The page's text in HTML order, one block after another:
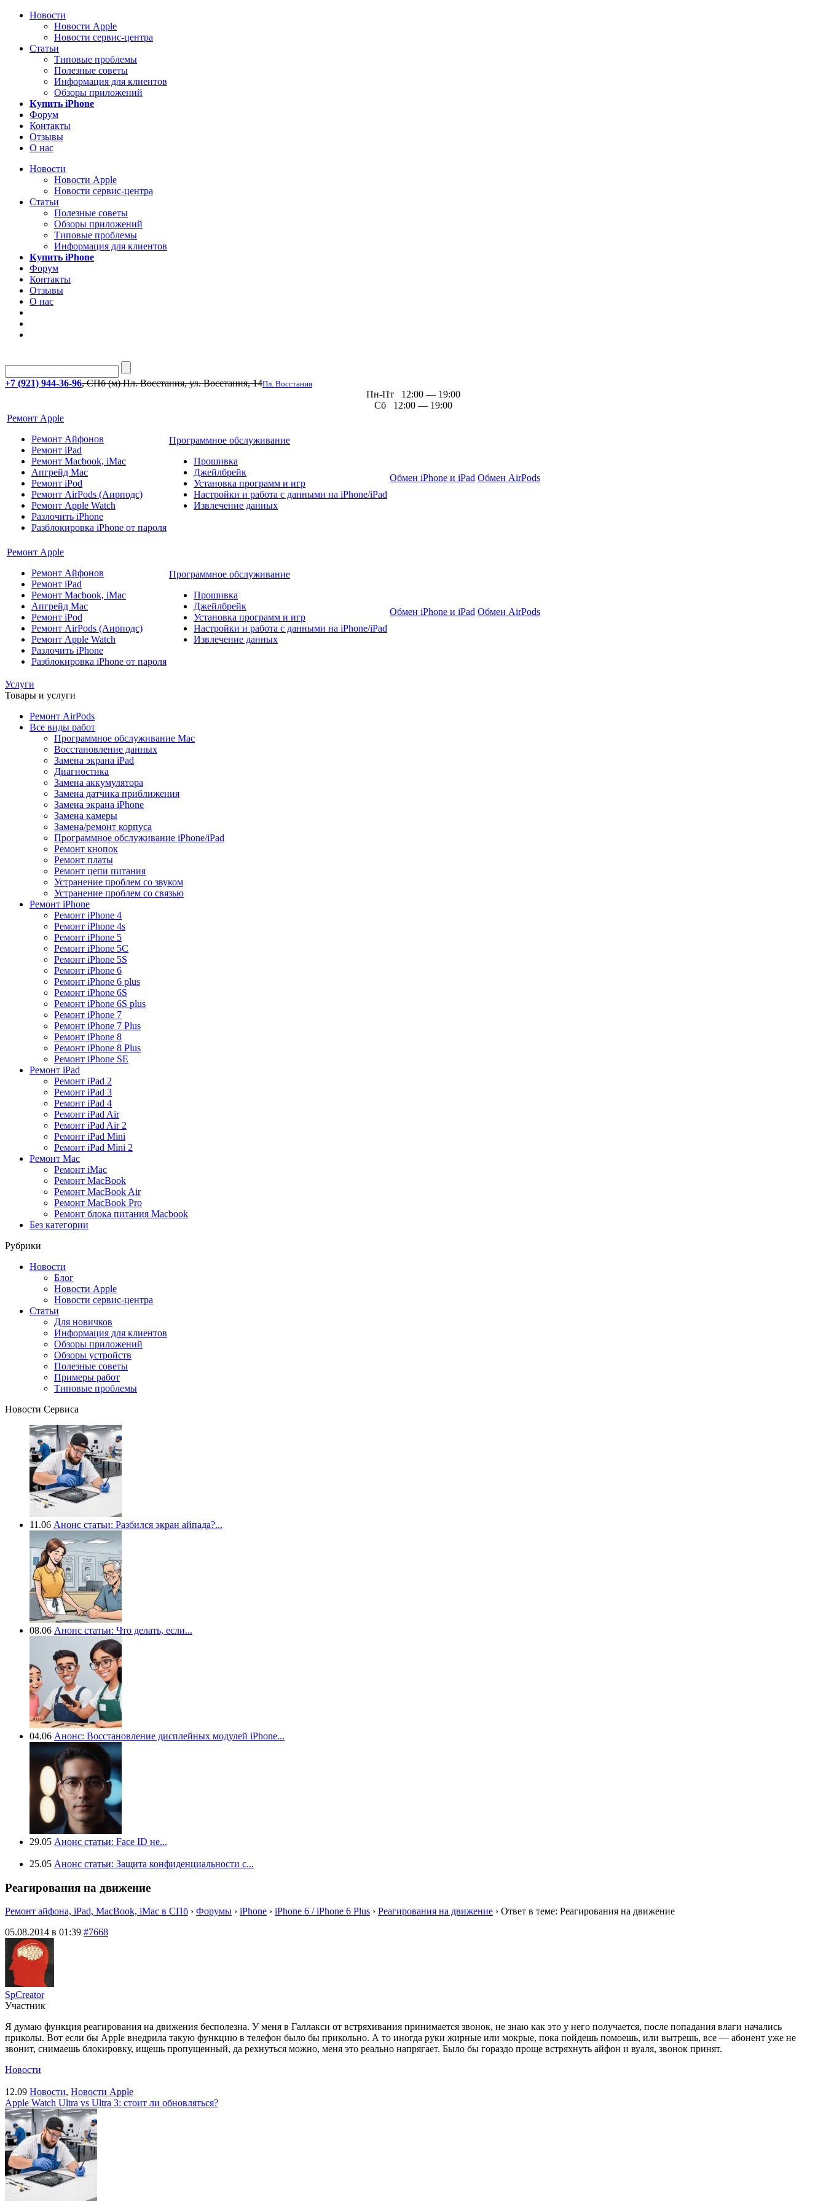
Новости
Новости Apple
Новости сервис-центра
Статьи
Типовые проблемы
Полезные советы
Информация для клиентов
Обзоры приложений
Купить iPhone
Форум
Контакты
Отзывы
О нас
Новости
Новости Apple
Новости сервис-центра
Статьи
Полезные советы
Обзоры приложений
Типовые проблемы
Информация для клиентов
Купить iPhone
Форум
Контакты
Отзывы
О нас
+7 (921) 944-36-96, СПб (м) Пл. Восстания, ул. Восстания, 14Пл. Восстания
Пн-Пт 12:00 — 19:00
Сб 12:00 — 19:00
Ремонт Apple
Ремонт Айфонов
Ремонт iPad
Ремонт Macbook, iMac
Апгрейд Mac
Ремонт iPod
Ремонт AirPods (Аирподс)
Ремонт Apple Watch
Разлочить iPhone
Разблокировка iPhone от пароля
Программное обслуживание
Прошивка
Джейлбрейк
Установка программ и игр
Настройки и работа с данными на iPhone/iPad
Извлечение данных
Обмен iPhone и iPad Обмен AirPods
Ремонт Apple
Ремонт Айфонов
Ремонт iPad
Ремонт Macbook, iMac
Апгрейд Mac
Ремонт iPod
Ремонт AirPods (Аирподс)
Ремонт Apple Watch
Разлочить iPhone
Разблокировка iPhone от пароля
Программное обслуживание
Прошивка
Джейлбрейк
Установка программ и игр
Настройки и работа с данными на iPhone/iPad
Извлечение данных
Обмен iPhone и iPad Обмен AirPods
Услуги
Товары и услуги
Ремонт AirPods
Все виды работ
Программное обслуживание Mac
Восстановление данных
Замена экрана iPad
Диагностика
Замена аккумулятора
Замена датчика приближения
Замена экрана iPhone
Замена камеры
Замена/ремонт корпуса
Программное обслуживание iPhone/iPad
Ремонт кнопок
Ремонт платы
Ремонт цепи питания
Устранение проблем со звуком
Устранение проблем со связью
Ремонт iPhone
Ремонт iPhone 4
Ремонт iPhone 4s
Ремонт iPhone 5
Ремонт iPhone 5C
Ремонт iPhone 5S
Ремонт iPhone 6
Ремонт iPhone 6 plus
Ремонт iPhone 6S
Ремонт iPhone 6S plus
Ремонт iPhone 7
Ремонт iPhone 7 Plus
Ремонт iPhone 8
Ремонт iPhone 8 Plus
Ремонт iPhone SE
Ремонт iPad
Ремонт iPad 2
Ремонт iPad 3
Ремонт iPad 4
Ремонт iPad Air
Ремонт iPad Air 2
Ремонт iPad Mini
Ремонт iPad Mini 2
Ремонт Mac
Ремонт iMac
Ремонт MacBook
Ремонт MacBook Air
Ремонт MacBook Pro
Ремонт блока питания Macbook
Без категории
Рубрики
Новости
Блог
Новости Apple
Новости сервис-центра
Статьи
Для новичков
Информация для клиентов
Обзоры приложений
Обзоры устройств
Полезные советы
Примеры работ
Типовые проблемы
Новости Сервиса
11.06 Анонс статьи: Разбился экран айпада?...
08.06 Анонс статьи: Что делать, если...
04.06 Анонс: Восстановление дисплейных модулей iPhone...
29.05 Анонс статьи: Face ID не...
25.05 Анонс статьи: Защита конфиденциальности с...
Реагирования на движение
Ремонт айфона, iPad, MacBook, iMac в СПб › Форумы › iPhone › iPhone 6 / iPhone 6 Plus › Реагирования на движение › Ответ в теме: Реагирования на движение
05.08.2014 в 01:39 #7668
SpCreator
Участник
Я думаю функция реагирования на движения бесполезна. У меня в Галлакси от встряхивания принимается звонок, не знаю как это у него получается, после попадания влаги начались
приколы. Вот если бы Apple внедрила такую функцию в телефон было бы прикольно. А то иногда руки жирные или мокрые, пока пойдешь помоешь, или вытрешь, все — абонент уже не
звонит, снимаешь блокировку, ищешь пропущенный, да рехнуться можно, меня это реально напрягает. Было бы гораздо проще встряхнуть айфон и вуаля, звонок принят.
Новости
12.09 Новости, Новости Apple
Apple Watch Ultra vs Ultra 3: стоит ли обновляться?